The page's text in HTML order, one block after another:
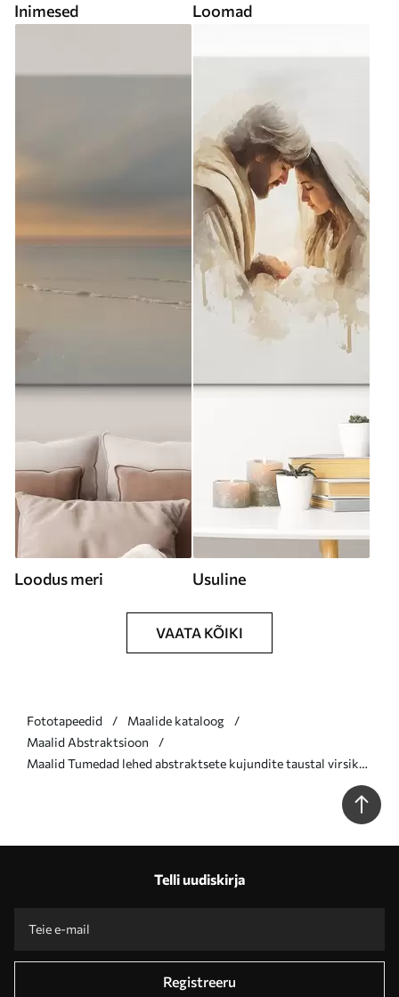
Inimesed Loomad
Loodus meri Usuline
VAATA KÕIKI
Fototapeedid
Maalide kataloog
Maalid Abstraktsioon
Maalid Tumedad lehed abstraktsete kujundite taustal virsiku-
ja halli värvitoonides, millel on suur kahvatukollane ring. Nr
Telli uudiskirja
Registreeru